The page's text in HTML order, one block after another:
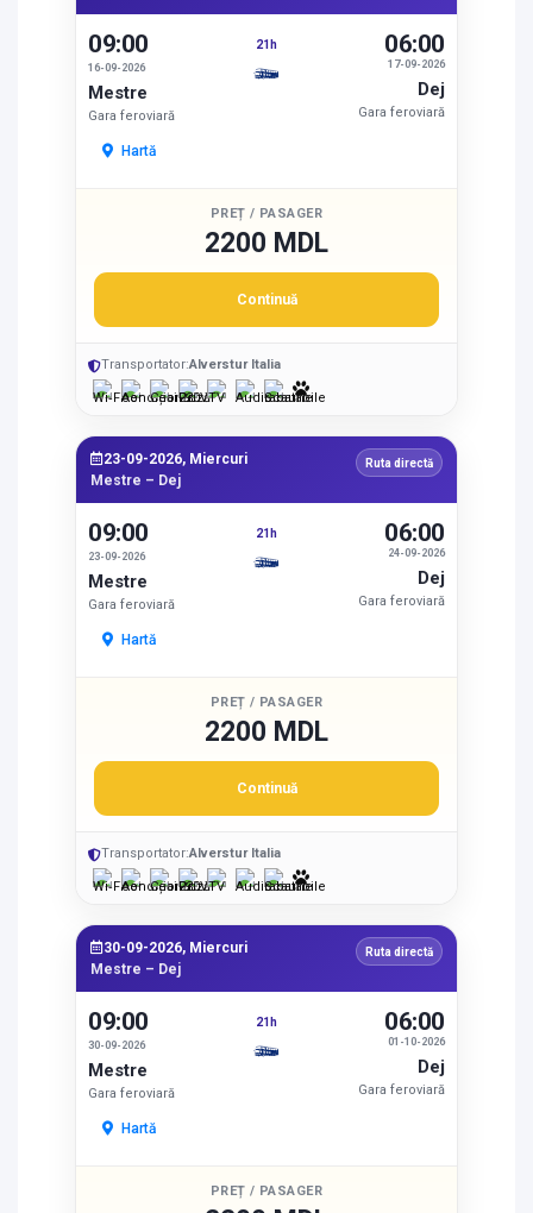
09:00
16-09-2026
Mestre
Gara feroviară
Hartă
21h
17-09-2026
06:00
Dej
Gara feroviară
PREȚ / PASAGER
2200 MDL
Continuă
Transportator:Alverstur Italia
23-09-2026, Miercuri
Mestre – Dej
Ruta directă
09:00
23-09-2026
Mestre
Gara feroviară
Hartă
21h
24-09-2026
06:00
Dej
Gara feroviară
PREȚ / PASAGER
2200 MDL
Continuă
Transportator:Alverstur Italia
30-09-2026, Miercuri
Mestre – Dej
Ruta directă
09:00
30-09-2026
Mestre
Gara feroviară
Hartă
21h
01-10-2026
06:00
Dej
Gara feroviară
PREȚ / PASAGER